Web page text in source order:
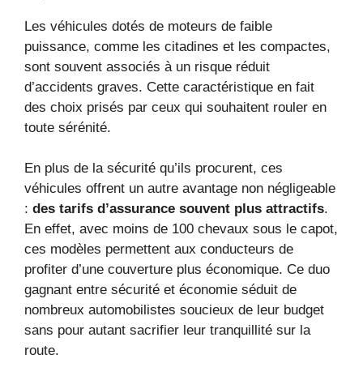
Les véhicules dotés de moteurs de faible
puissance, comme les citadines et les compactes,
sont souvent associés à un risque réduit
d’accidents graves. Cette caractéristique en fait
des choix prisés par ceux qui souhaitent rouler en
toute sérénité.
En plus de la sécurité qu’ils procurent, ces
véhicules offrent un autre avantage non négligeable
: des tarifs d’assurance souvent plus attractifs.
En effet, avec moins de 100 chevaux sous le capot,
ces modèles permettent aux conducteurs de
profiter d’une couverture plus économique. Ce duo
gagnant entre sécurité et économie séduit de
nombreux automobilistes soucieux de leur budget
sans pour autant sacrifier leur tranquillité sur la
route.